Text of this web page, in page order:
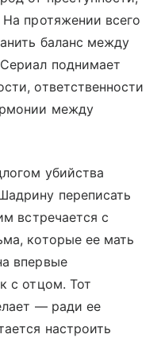
протяжении всего
баланс между
поднимает
ответственности
между
убийства
переписать
встречается с
которые ее мать
впервые
с отцом. Тот
— ради ее
настроить